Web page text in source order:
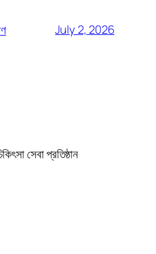
July 2, 2026
সেবা প্রতিষ্ঠান